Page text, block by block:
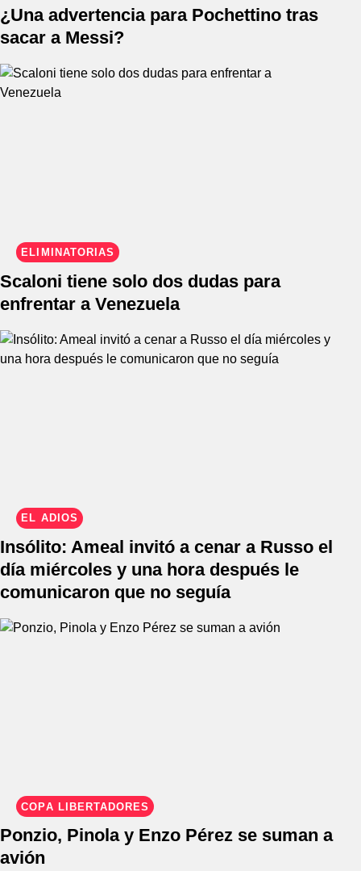
¿Una advertencia para Pochettino tras
sacar a Messi?
ELIMINATORIAS
Scaloni tiene solo dos dudas para
enfrentar a Venezuela
EL ADIÓS
Insólito: Ameal invitó a cenar a Russo el
día miércoles y una hora después le
comunicaron que no seguía
COPA LIBERTADORES
Ponzio, Pinola y Enzo Pérez se suman a
avión